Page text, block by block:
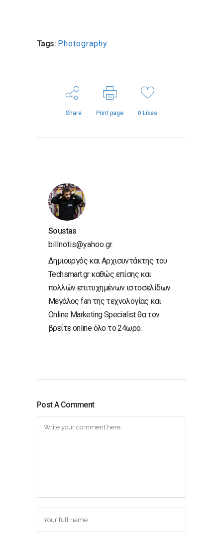
Tags: Photography
Share Print page 0 Likes
Soustas
billnotis@yahoo.gr
Δημιουργός και Αρχισυντάκτης του
Techsmart.gr καθώς επίσης και
πολλών επιτυχημένων ιστοσελίδων.
Μεγάλος fan της τεχνολογίας και
Online Marketing Specialist θα τον
βρείτε online όλο το 24ωρο.
Post A Comment